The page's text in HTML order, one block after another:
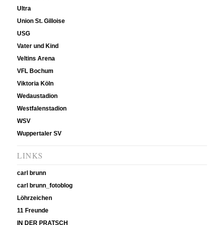
Ultra
Union St. Gilloise
USG
Vater und Kind
Veltins Arena
VFL Bochum
Viktoria Köln
Wedaustadion
Westfalenstadion
WSV
Wuppertaler SV
LINKS
carl brunn
carl brunn_fotoblog
Löhrzeichen
11 Freunde
IN DER PRATSCH